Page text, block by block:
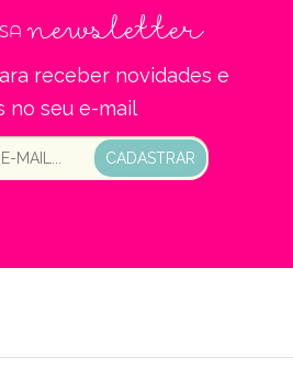
newsletter
receber novidades e
no seu e-mail
CADASTRAR